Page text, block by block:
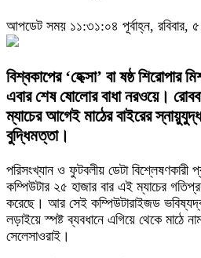
আপডেট সময় ১১:৩১:০৪ পূর্বাহ্ন, রবিবার,
বিশ্বকাপের ‘হেক্সা’ বা ষষ্ঠ শিরোপার
এবার শেষ ষোলোর বাধা নরওয়ে।
ম্যাচের আগেই মাঠের বাইরের
বুদ্ধিমত্তা।
পরিসংখ্যান ও ফুটবলীয় ডেটা বিশ্লেষণকারী
কম্পিউটার ২৫ হাজার বার এই ম্যাচের
করেছে। আর সেই কম্পিউটারাইজড
লড়াইয়ে স্পষ্ট ব্যবধানে এগিয়ে থেকে মাঠে
সেলেসাওরাই।